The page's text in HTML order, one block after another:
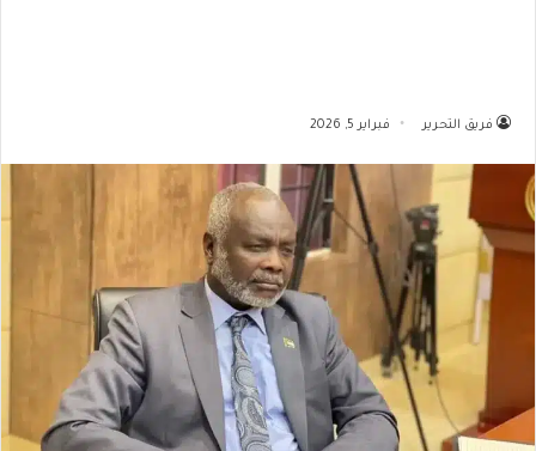
فريق التحرير فبراير 5, 2026